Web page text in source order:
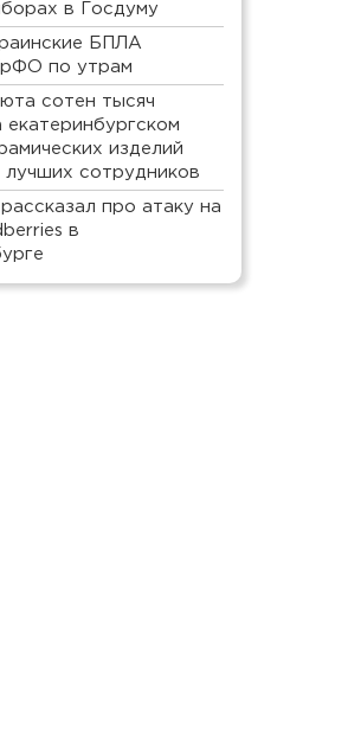
в Госдуму
БПЛА
по утрам
сотен тысяч
екатеринбургском
изделий
лучших сотрудников
про атаку на
в